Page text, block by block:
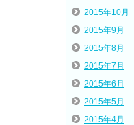
2015年10月
2015年9月
2015年8月
2015年7月
2015年6月
2015年5月
2015年4月